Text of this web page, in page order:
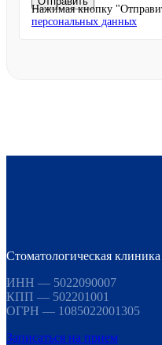
Нажимая кнопку
персональных данных
Стоматологическая
ИНН — 5022090007
КПП — 502201001
ОГРН — 1085022001305
Записаться на прием